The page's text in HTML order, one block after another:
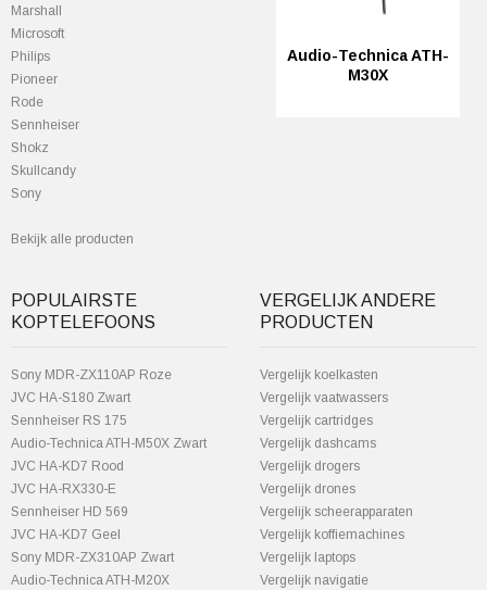
Marshall
Microsoft
Philips
Pioneer
Rode
Sennheiser
Shokz
Skullcandy
Sony
Bekijk alle producten
Audio-Technica ATH-
M30X
POPULAIRSTE
KOPTELEFOONS
Sony MDR-ZX110AP Roze
JVC HA-S180 Zwart
Sennheiser RS 175
Audio-Technica ATH-M50X Zwart
JVC HA-KD7 Rood
JVC HA-RX330-E
Sennheiser HD 569
JVC HA-KD7 Geel
Sony MDR-ZX310AP Zwart
Audio-Technica ATH-M20X
VERGELIJK ANDERE
PRODUCTEN
Vergelijk koelkasten
Vergelijk vaatwassers
Vergelijk cartridges
Vergelijk dashcams
Vergelijk drogers
Vergelijk drones
Vergelijk scheerapparaten
Vergelijk koffiemachines
Vergelijk laptops
Vergelijk navigatie